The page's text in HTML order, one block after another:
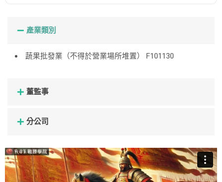
產業類別
蔬果批發業（不得於營業場所堆置） F101130
董監事
分公司